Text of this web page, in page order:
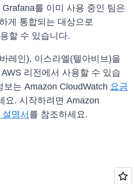
를 이미 사용 중인 팀은
게 통합되는 대상으로
할 수 있습니다.
레인), 이스라엘(텔아비브)을
리전에서 사용할 수 있습
보는 Amazon CloudWatch 요금
요. 시작하려면 Amazon
명서 를 참조하세요.